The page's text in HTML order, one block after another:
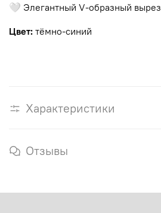
🤍 Элегантный V-образный вырез
Цвет: тёмно-синий
Характеристики
Отзывы